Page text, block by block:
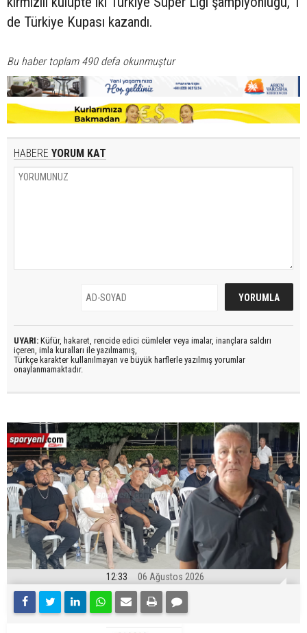
de Türkiye Kupası kazandı.
Bu haber toplam 490 defa okunmuştur
HABERE YORUM KAT
UYARI: Küfür, hakaret, rencide edici cümleler veya imalar, inançlara saldırı
içeren, imla kuralları ile yazılmamış,
Türkçe karakter kullanılmayan ve büyük harflerle yazılmış yorumlar
onaylanmamaktadır.
12:33 06 Ağustos 2026